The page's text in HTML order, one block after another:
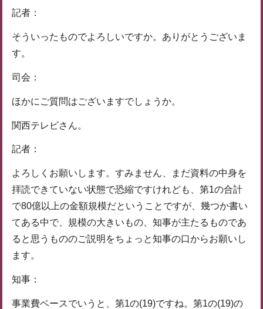
記者：
そういったものでよろしいですか。ありがとうございま
す。
司会：
ほかにご質問はございますでしょうか。
関西テレビさん。
記者：
よろしくお願いします。すみません、まだ資料の中身を
拝読できていない状態で恐縮ですけれども、第1の合計
で80億以上の金額規模だということですが、幾つか書い
てある中で、規模の大きいもの、知事が主たるものであ
ると思うもののご説明をちょっと知事の口からお願いし
ます。
知事：
事業費ベースでいうと、第1の(19)ですね。第1の(19)の